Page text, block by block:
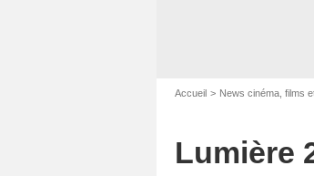
Accueil News cinéma, films
Lumière